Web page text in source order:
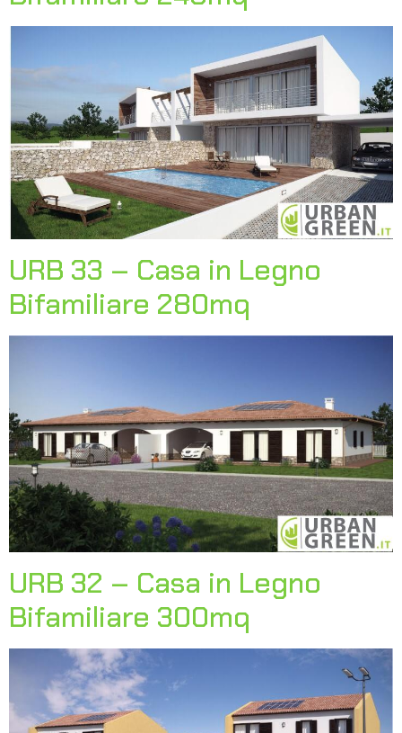
URB 33 – Casa in Legno
Bifamiliare 280mq
URB 32 – Casa in Legno
Bifamiliare 300mq